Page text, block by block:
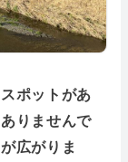
ポットがあ
りませんで
広がりま